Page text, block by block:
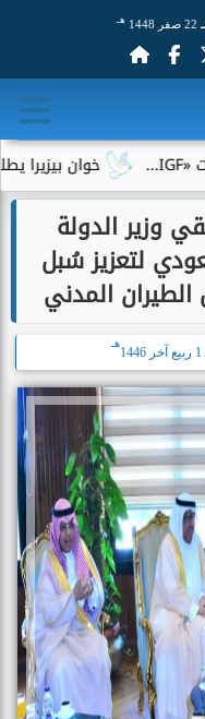
22 صفر 1448 هـ
خوان بيزيرا يطلب
وزير الدولة
لتعزيز سُبل
المدني
1 ربيع آخر 1446
هـ